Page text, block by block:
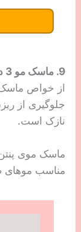
9. ماسک مو 3 دقیقه ای پنتن ضد ریزش مو
جلوگیری از
نازک است.
مناسب